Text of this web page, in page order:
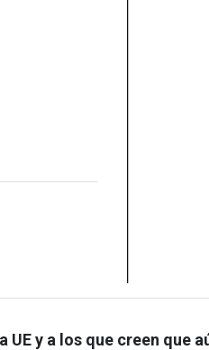
UE y a los que creen que